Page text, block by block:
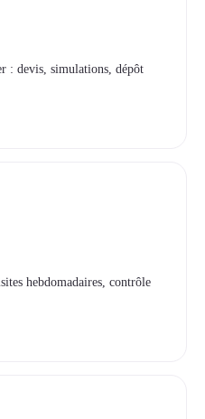
: devis, simulations, dépôt
hebdomadaires, contrôle